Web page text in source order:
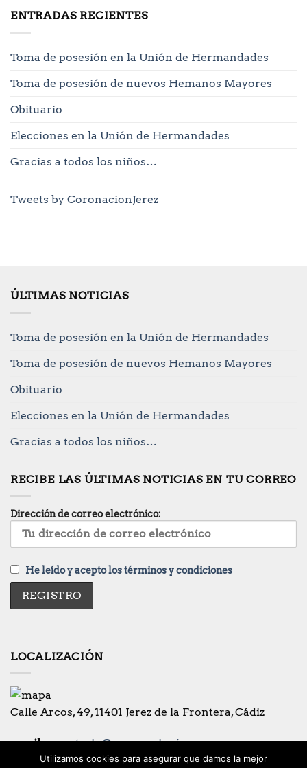
ENTRADAS RECIENTES
Toma de posesión en la Unión de Hermandades
Toma de posesión de nuevos Hemanos Mayores
Obituario
Elecciones en la Unión de Hermandades
Gracias a todos los niños…
Tweets by CoronacionJerez
ÚLTIMAS NOTICIAS
Toma de posesión en la Unión de Hermandades
Toma de posesión de nuevos Hemanos Mayores
Obituario
Elecciones en la Unión de Hermandades
Gracias a todos los niños…
RECIBE LAS ÚLTIMAS NOTICIAS EN TU CORREO
Dirección de correo electrónico:
He leído y acepto los términos y condiciones
LOCALIZACIÓN
Calle Arcos, 49, 11401 Jerez de la Frontera, Cádiz
email: secretaria@coronacionjerez.es
Teléfono:956-321221
Utilizamos cookies para asegurar que damos la mejor